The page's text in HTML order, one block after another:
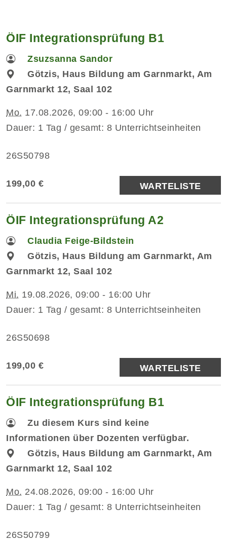
ÖIF Integrationsprüfung B1
Zsuzsanna Sandor
Götzis, Haus Bildung am Garnmarkt, Am
Garnmarkt 12, Saal 102
Mo. 17.08.2026, 09:00 - 16:00 Uhr
Dauer: 1 Tag / gesamt: 8 Unterrichtseinheiten
26S50798
199,00 € WARTELISTE
ÖIF Integrationsprüfung A2
Claudia Feige-Bildstein
Götzis, Haus Bildung am Garnmarkt, Am
Garnmarkt 12, Saal 102
Mi. 19.08.2026, 09:00 - 16:00 Uhr
Dauer: 1 Tag / gesamt: 8 Unterrichtseinheiten
26S50698
199,00 € WARTELISTE
ÖIF Integrationsprüfung B1
Zu diesem Kurs sind keine
Informationen über Dozenten verfügbar.
Götzis, Haus Bildung am Garnmarkt, Am
Garnmarkt 12, Saal 102
Mo. 24.08.2026, 09:00 - 16:00 Uhr
Dauer: 1 Tag / gesamt: 8 Unterrichtseinheiten
26S50799